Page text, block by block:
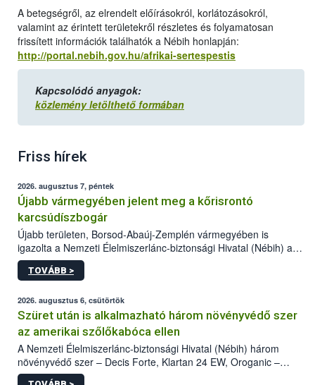
A betegségről, az elrendelt előírásokról, korlátozásokról,
valamint az érintett területekről részletes és folyamatosan
frissített információk találhatók a Nébih honlapján:
http://portal.nebih.gov.hu/afrikai-sertespestis
Kapcsolódó anyagok:
közlemény letölthető formában
Friss hírek
2026. augusztus 7, péntek
Újabb vármegyében jelent meg a kőrisrontó
karcsúdíszbogár
Újabb területen, Borsod-Abaúj-Zemplén vármegyében is
igazolta a Nemzeti Élelmiszerlánc-biztonsági Hivatal (Nébih) a
kőrisrontó karcsúdíszbogár (Agrilus planipennis) jelenlétét. A
kártevőt nem csak színcsapdában találták meg, de már fertőzött
az intenzív felderítést, emellett az intézkedéseket a szlovák
hatósággal is összehangolják a terjedés megállítása érdekében.
TOVÁBB >
2026. augusztus 6, csütörtök
Szüret után is alkalmazható három növényvédő szer
az amerikai szőlőkabóca ellen
A Nemzeti Élelmiszerlánc-biztonsági Hivatal (Nébih) három
növényvédő szer – Decis Forte, Klartan 24 EW, Oroganic –
engedélyokiratát módosította, így azok a szüretet követően,